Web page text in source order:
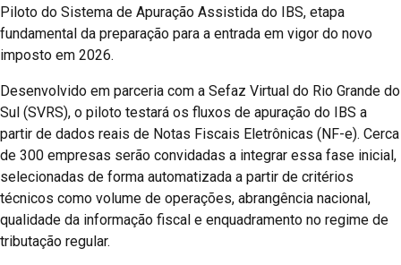
Piloto do Sistema de Apuração Assistida do IBS, etapa
fundamental da preparação para a entrada em vigor do novo
imposto em 2026.
Desenvolvido em parceria com a Sefaz Virtual do Rio Grande do
Sul (SVRS), o piloto testará os fluxos de apuração do IBS a
partir de dados reais de Notas Fiscais Eletrônicas (NF-e). Cerca
de 300 empresas serão convidadas a integrar essa fase inicial,
selecionadas de forma automatizada a partir de critérios
técnicos como volume de operações, abrangência nacional,
qualidade da informação fiscal e enquadramento no regime de
tributação regular.